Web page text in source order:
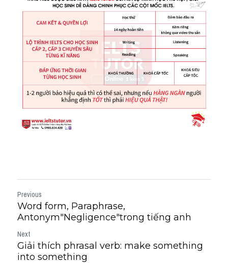
Previous
Word form, Paraphrase,
Antonym"Negligence"trong tiếng anh
Next
Giải thích phrasal verb: make something
into something